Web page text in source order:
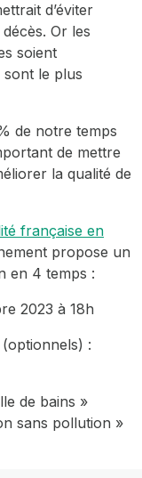
d’éviter
Or les
soient
sont le plus
de notre temps
de mettre
la qualité de
française en
propose un
en 4 temps :
2023 à 18h
:
de bains »
sans pollution »